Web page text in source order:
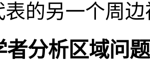
表的另一个周
者分析区域问题